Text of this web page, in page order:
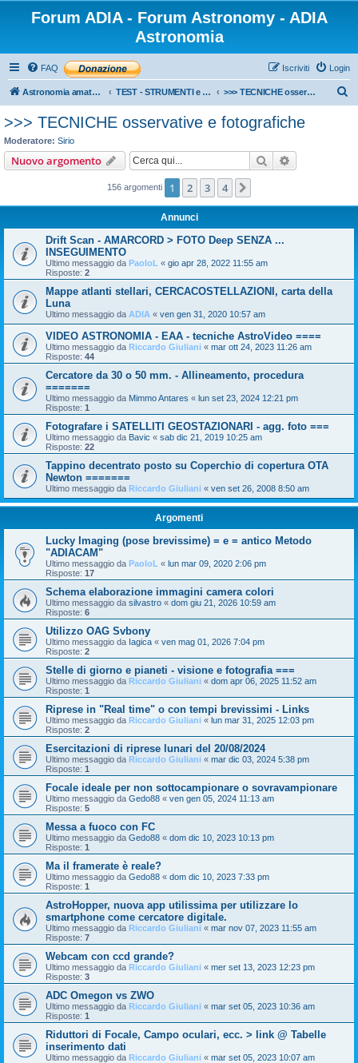
Forum ADIA - Forum Astronomy - ADIA
Astronomia
FAQ Login
Iscriviti
Astronomia amatoriale TEST - STRUMENTI e METODI >>> TECNICHE osservative e fotografiche
>>> TECNICHE osservative e fotografiche
Moderatore: Sirio
Nuovo argomento Cerca
156 argomenti 1 2 3 4
Annunci
Drift Scan - AMARCORD > FOTO Deep SENZA ...
INSEGUIMENTO
Ultimo messaggio da PaoloL « gio apr 28, 2022 11:55 am
Risposte: 2
Mappe atlanti stellari, CERCACOSTELLAZIONI, carta della
Luna
Ultimo messaggio da ADIA « ven gen 31, 2020 10:57 am
VIDEO ASTRONOMIA - EAA - tecniche AstroVideo ====
Ultimo messaggio da Riccardo Giuliani « mar ott 24, 2023 11:26 am
Risposte: 44
Cercatore da 30 o 50 mm. - Allineamento, procedura
=======
Ultimo messaggio da Mimmo Antares « lun set 23, 2024 12:21 pm
Risposte: 1
Fotografare i SATELLITI GEOSTAZIONARI - agg. foto ===
Ultimo messaggio da Bavic « sab dic 21, 2019 10:25 am
Risposte: 22
Tappino decentrato posto su Coperchio di copertura OTA
Newton =======
Ultimo messaggio da Riccardo Giuliani « ven set 26, 2008 8:50 am
Argomenti
Lucky Imaging (pose brevissime) = e = antico Metodo
"ADIACAM"
Ultimo messaggio da PaoloL « lun mar 09, 2020 2:06 pm
Risposte: 17
Schema elaborazione immagini camera colori
Ultimo messaggio da silvastro « dom giu 21, 2026 10:59 am
Risposte: 6
Utilizzo OAG Svbony
Ultimo messaggio da Iagica « ven mag 01, 2026 7:04 pm
Risposte: 2
Stelle di giorno e pianeti - visione e fotografia ===
Ultimo messaggio da Riccardo Giuliani « dom apr 06, 2025 11:52 am
Risposte: 1
Riprese in "Real time" o con tempi brevissimi - Links
Ultimo messaggio da Riccardo Giuliani « lun mar 31, 2025 12:03 pm
Risposte: 2
Esercitazioni di riprese lunari del 20/08/2024
Ultimo messaggio da Riccardo Giuliani « mar dic 03, 2024 5:38 pm
Risposte: 1
Focale ideale per non sottocampionare o sovravampionare
Ultimo messaggio da Gedo88 « ven gen 05, 2024 11:13 am
Risposte: 5
Messa a fuoco con FC
Ultimo messaggio da Gedo88 « dom dic 10, 2023 10:13 pm
Risposte: 1
Ma il framerate è reale?
Ultimo messaggio da Gedo88 « dom dic 10, 2023 7:33 pm
Risposte: 1
AstroHopper, nuova app utilissima per utilizzare lo
smartphone come cercatore digitale.
Ultimo messaggio da Riccardo Giuliani « mar nov 07, 2023 11:55 am
Risposte: 7
Webcam con ccd grande?
Ultimo messaggio da Riccardo Giuliani « mer set 13, 2023 12:23 pm
Risposte: 3
ADC Omegon vs ZWO
Ultimo messaggio da Riccardo Giuliani « mar set 05, 2023 10:36 am
Risposte: 1
Riduttori di Focale, Campo oculari, ecc. > link @ Tabelle
inserimento dati
Ultimo messaggio da Riccardo Giuliani « mar set 05, 2023 10:07 am